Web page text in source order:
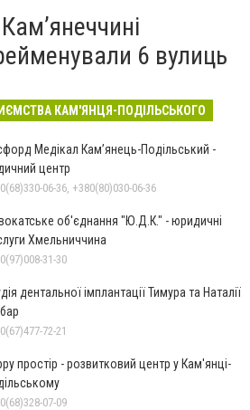
6 вулиць
КАМ'ЯНЦЯ-ПОДІЛЬСЬКОГО
Медікал Кам’янець-Подільський -
центр
06-36, +380(80)030-06-36
об'єднання "Ю.Д.К." - юридичні
Хмельниччина
31-30
дентальної імплантації Тимура та Наталії
72-21
простір - розвитковий центр у Кам'янці-
07-09